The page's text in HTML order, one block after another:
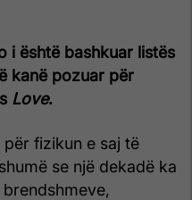
i është bashkuar listës
kanë pozuar për
Love.
fizikun e saj të
se një dekadë ka